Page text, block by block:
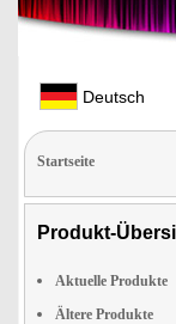
Deutsch
Startseite
Produkt-
Aktuelle Produkte
Ältere Produkte